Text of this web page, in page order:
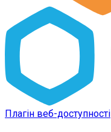
Плагін веб-доступності